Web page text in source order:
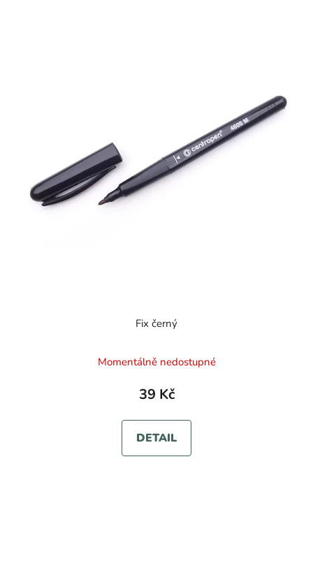
Fix černý
Momentálně nedostupné
39 Kč
DETAIL